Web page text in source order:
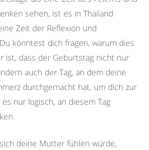
sehen, ist es in Thailand
Zeit der Reflexion und
könntest dich fragen, warum dies
ist, dass der Geburtstag nicht nur
auch der Tag, an dem deine
durchgemacht hat, um dich zur
nur logisch, an diesem Tag
deine Mutter fühlen würde,